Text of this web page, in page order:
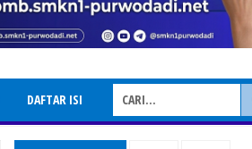
DAFTAR ISI